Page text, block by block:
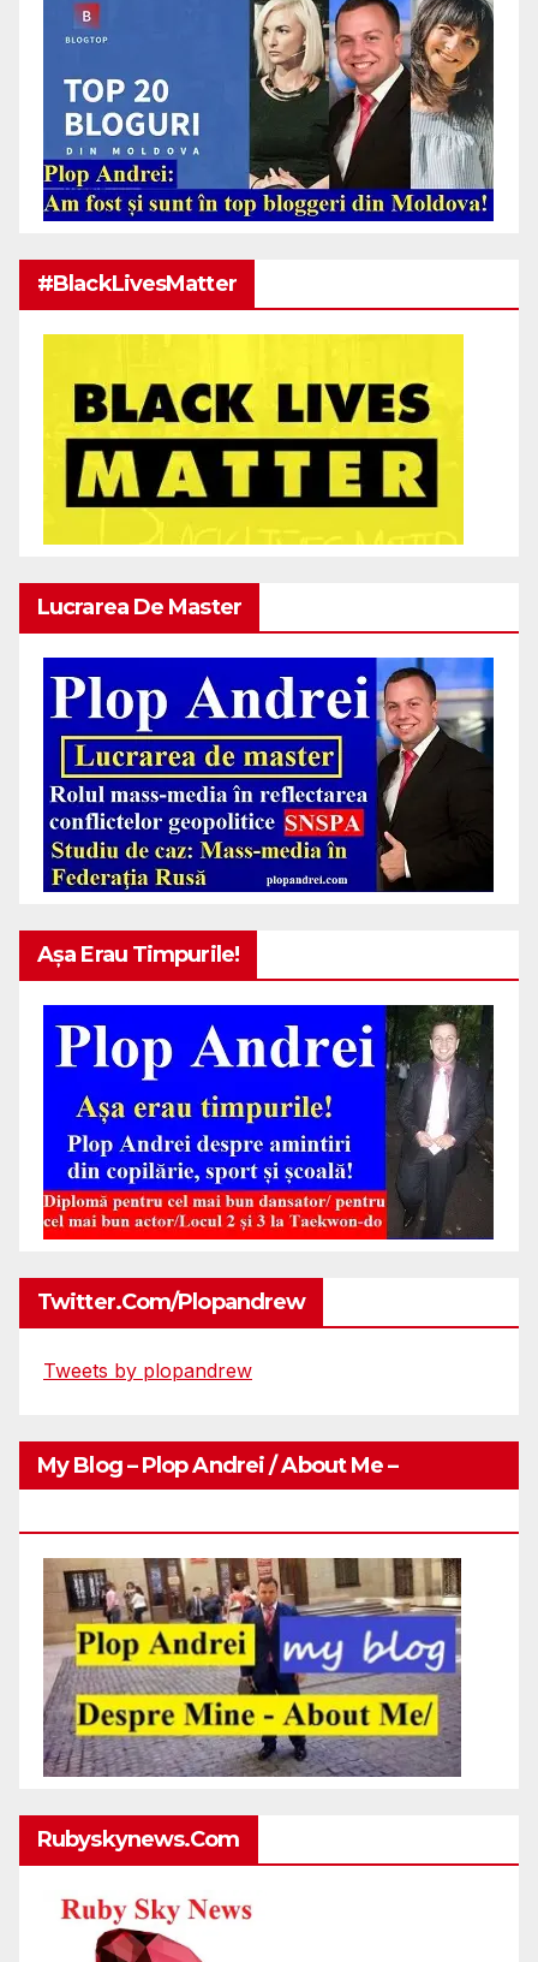
#BlackLivesMatter
Lucrarea De Master
Așa Erau Timpurile!
Twitter.com/plopandrew
Tweets by plopandrew
My Blog – Plop Andrei / About Me –
Rubyskynews.com